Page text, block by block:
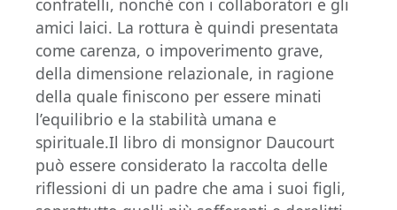
amici laici. La rottura è quindi presentata
come carenza, o impoverimento grave,
della dimensione relazionale, in ragione
della quale finiscono per essere minati
l’equilibrio e la stabilità umana e
spirituale.Il libro di monsignor Daucourt
può essere considerato la raccolta delle
riflessioni di un padre che ama i suoi figli,